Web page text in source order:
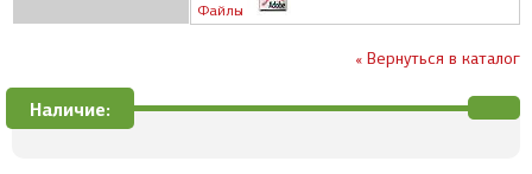
Файлы
« Вернуться в каталог
Наличие: